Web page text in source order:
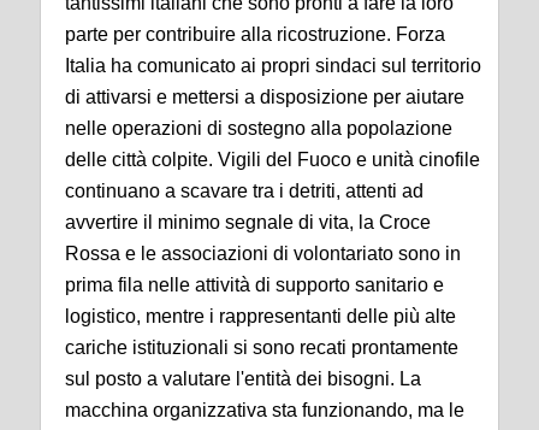
parte per contribuire alla ricostruzione. Forza
Italia ha comunicato ai propri sindaci sul territorio
di attivarsi e mettersi a disposizione per aiutare
nelle operazioni di sostegno alla popolazione
delle città colpite. Vigili del Fuoco e unità cinofile
continuano a scavare tra i detriti, attenti ad
avvertire il minimo segnale di vita, la Croce
Rossa e le associazioni di volontariato sono in
prima fila nelle attività di supporto sanitario e
logistico, mentre i rappresentanti delle più alte
cariche istituzionali si sono recati prontamente
sul posto a valutare l'entità dei bisogni. La
macchina organizzativa sta funzionando, ma le